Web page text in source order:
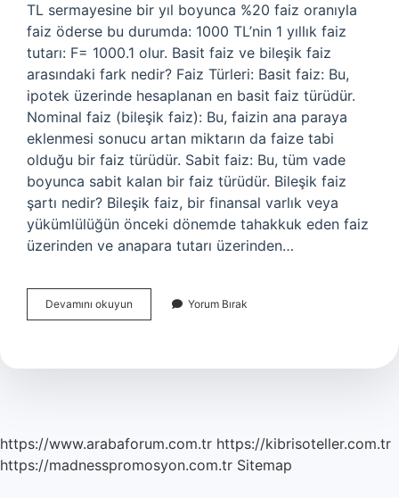
TL sermayesine bir yıl boyunca %20 faiz oranıyla
faiz öderse bu durumda: 1000 TL’nin 1 yıllık faiz
tutarı: F= 1000.1 olur. Basit faiz ve bileşik faiz
arasındaki fark nedir? Faiz Türleri: Basit faiz: Bu,
ipotek üzerinde hesaplanan en basit faiz türüdür.
Nominal faiz (bileşik faiz): Bu, faizin ana paraya
eklenmesi sonucu artan miktarın da faize tabi
olduğu bir faiz türüdür. Sabit faiz: Bu, tüm vade
boyunca sabit kalan bir faiz türüdür. Bileşik faiz
şartı nedir? Bileşik faiz, bir finansal varlık veya
yükümlülüğün önceki dönemde tahakkuk eden faiz
üzerinden ve anapara tutarı üzerinden…
Devamını okuyun
Faiz
Yorum Bırak
https://www.arabaforum.com.tr https://kibrisoteller.com.tr
https://madnesspromosyon.com.tr Sitemap